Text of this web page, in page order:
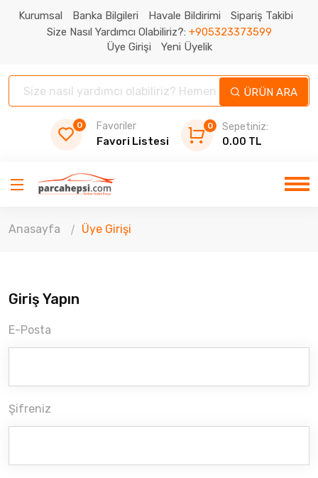
Kurumsal Banka Bilgileri Havale Bildirimi
Sipariş Takibi
Size Nasıl Yardımcı Olabiliriz?: +905323373599
Üye Girişi
Yeni Üyelik
ÜRÜN ARA
0 Favoriler
Favori Listesi
0
Sepetiniz:
0.00 TL
Anasayfa Üye Girişi
Giriş Yapın
E-Posta
Şifreniz